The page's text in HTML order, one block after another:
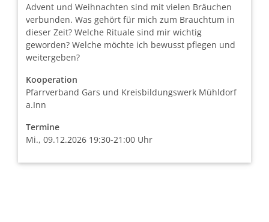
Advent und Weihnachten sind mit vielen Bräuchen
verbunden. Was gehört für mich zum Brauchtum in
dieser Zeit? Welche Rituale sind mir wichtig
geworden? Welche möchte ich bewusst pflegen und
weitergeben?
Kooperation
Pfarrverband Gars und Kreisbildungswerk Mühldorf
a.Inn
Termine
Mi., 09.12.2026 19:30-21:00 Uhr